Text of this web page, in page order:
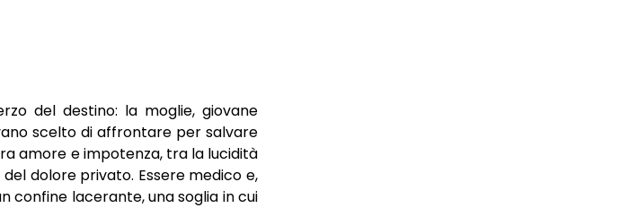
del destino: la moglie, giovane
scelto di affrontare per salvare
amore e impotenza, tra la lucidità
dolore privato. Essere medico e,
confine lacerante, una soglia in cui